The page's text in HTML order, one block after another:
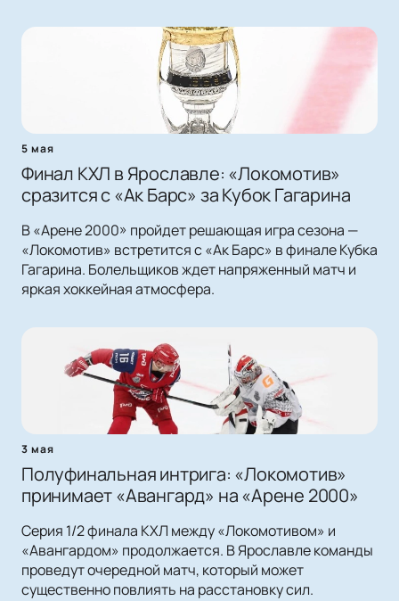
5 мая
Финал КХЛ в Ярославле: «Локомотив»
сразится с «Ак Барс» за Кубок Гагарина
В «Арене 2000» пройдет решающая игра сезона —
«Локомотив» встретится с «Ак Барс» в финале Кубка
Гагарина. Болельщиков ждет напряженный матч и
яркая хоккейная атмосфера.
3 мая
Полуфинальная интрига: «Локомотив»
принимает «Авангард» на «Арене 2000»
Серия 1/2 финала КХЛ между «Локомотивом» и
«Авангардом» продолжается. В Ярославле команды
проведут очередной матч, который может
существенно повлиять на расстановку сил.